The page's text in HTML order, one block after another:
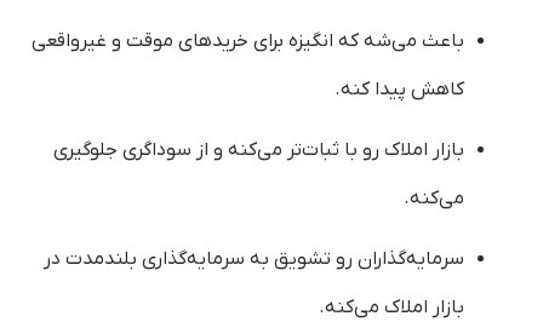
باعث می‌شه که انگیزه برای خریدهای موقت و غیرواقعی
کاهش پیدا کنه.
بازار املاک رو با ثبات‌تر می‌کنه و از سوداگری جلوگیری
می‌کنه.
سرمایه‌گذاران رو تشویق به سرمایه‌گذاری بلندمدت در
بازار املاک می‌کنه.